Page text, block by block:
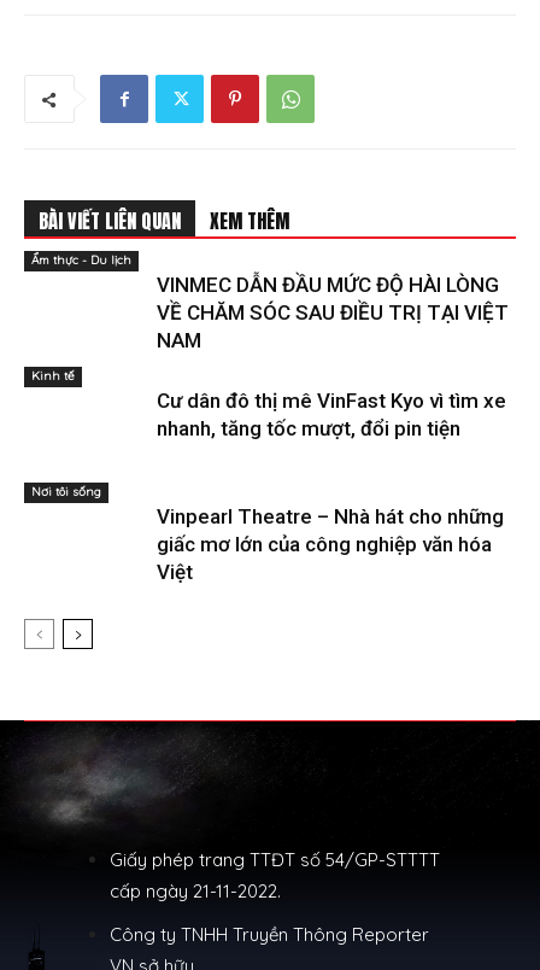
BÀI VIẾT LIÊN QUAN XEM THÊM
Ẩm thực - Du lịch
VINMEC DẪN ĐẦU MỨC ĐỘ HÀI LÒNG
VỀ CHĂM SÓC SAU ĐIỀU TRỊ TẠI VIỆT
NAM
Kinh tế
Cư dân đô thị mê VinFast Kyo vì tìm xe
nhanh, tăng tốc mượt, đổi pin tiện
Nơi tôi sống
Vinpearl Theatre – Nhà hát cho những
giấc mơ lớn của công nghiệp văn hóa
Việt
Giấy phép trang TTĐT số 54/GP-STTTT
cấp ngày 21-11-2022.
Công ty TNHH Truyền Thông Reporter